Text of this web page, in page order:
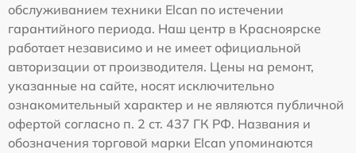
обслуживанием техники Elcan по истечении
гарантийного периода. Наш центр в Красноярске
работает независимо и не имеет официальной
авторизации от производителя. Цены на ремонт,
указанные на сайте, носят исключительно
ознакомительный характер и не являются публичной
офертой согласно п. 2 ст. 437 ГК РФ. Названия и
обозначения торговой марки Elcan упоминаются